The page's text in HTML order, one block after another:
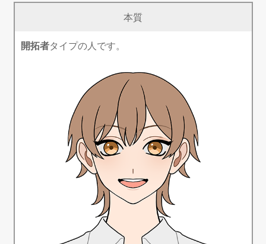
本質
開拓者タイプの人です。